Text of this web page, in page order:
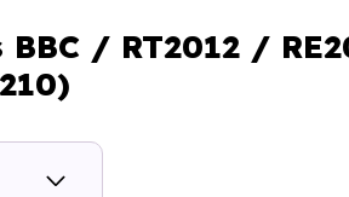
à l’échelle locale
/ RT2012 /